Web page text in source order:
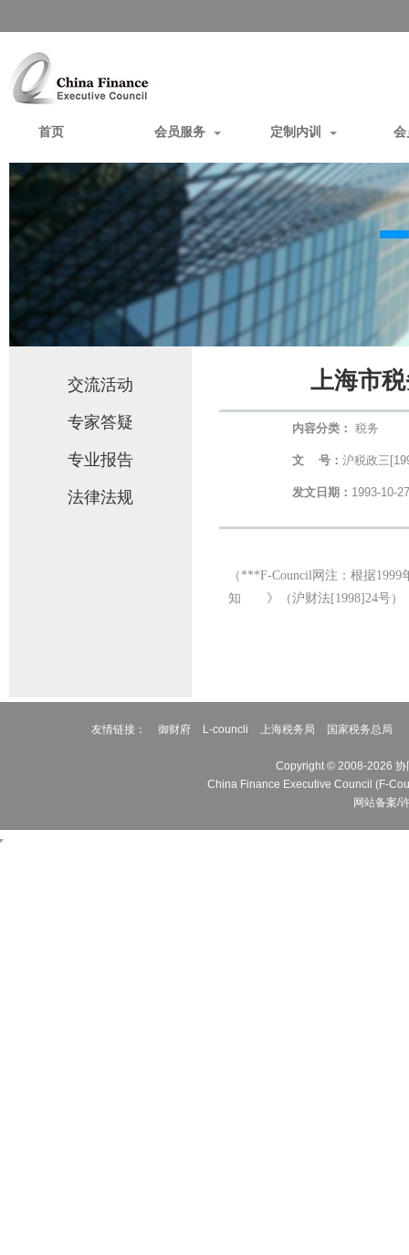
首页 会员服务 定制内训
交流活动
专家答疑
专业报告
法律法规
上海市
内容分类： 税务
文 号： 沪税政三
发文日期： 1993-10-27
（ ***F-Council网注：根据1999
知 》（沪财法[1998]24号）
友情链接： 御财府 L-councli 上海税务局 国家税务总局
Copyright © 2008-2026 协
China Finance Executive Council (F-
网站备案/